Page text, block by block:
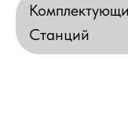
Станций